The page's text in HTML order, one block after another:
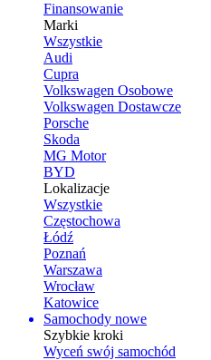
Finansowanie
Marki
Wszystkie
Audi
Cupra
Volkswagen Osobowe
Volkswagen Dostawcze
Porsche
Skoda
MG Motor
BYD
Lokalizacje
Wszystkie
Częstochowa
Łódź
Poznań
Warszawa
Wrocław
Katowice
Samochody nowe
Szybkie kroki
Wyceń swój samochód